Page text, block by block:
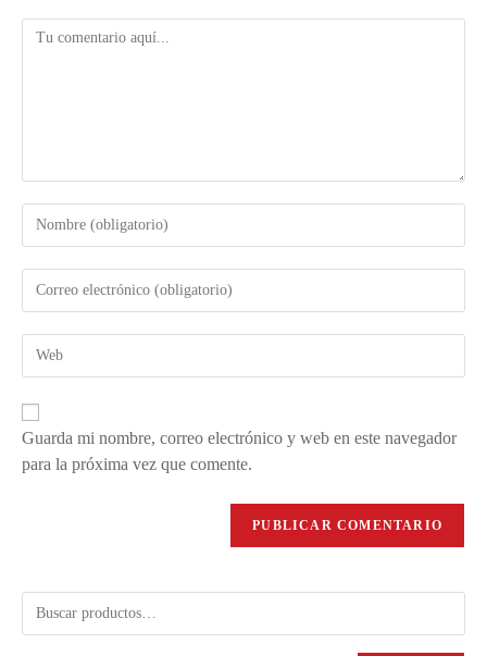
Guarda mi nombre, correo electrónico y web en este navegador
para la próxima vez que comente.